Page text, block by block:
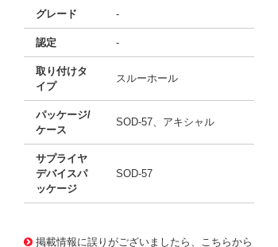
グレード -
認定 -
取り付けタ
イプ
スルーホール
パッケージ/
ケース
SOD-57、アキシャル
サプライヤ
デバイスパ
ッケージ
SOD-57
掲載情報に誤りがございましたら、こちらから